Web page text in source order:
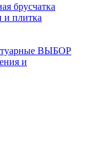
брусчатка
и плитка
ВЫБОР
и